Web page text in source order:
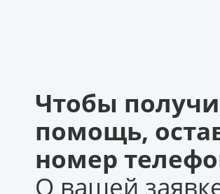
Чтобы
помощь,
номер
О вашей